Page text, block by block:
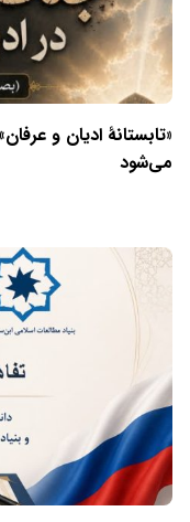
«تابستانهٔ ادیان و
می‌شود